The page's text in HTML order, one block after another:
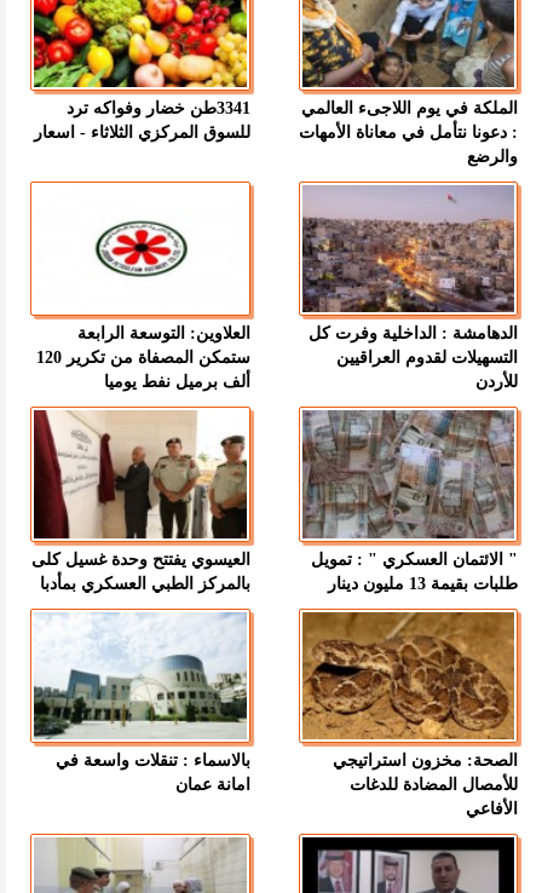
الملكة في يوم اللاجىء العالمي
: دعونا نتأمل في معاناة الأمهات
والرضع
3341طن خضار وفواكه ترد
للسوق المركزي الثلاثاء - اسعار
الدهامشة : الداخلية وفرت كل
التسهيلات لقدوم العراقيين
للأردن
العلاوين: التوسعة الرابعة
ستمكن المصفاة من تكرير 120
ألف برميل نفط يوميا
" الائتمان العسكري " : تمويل
طلبات بقيمة 13 مليون دينار
العيسوي يفتتح وحدة غسيل كلى
بالمركز الطبي العسكري بمأدبا
الصحة: مخزون استراتيجي
للأمصال المضادة للدغات
الأفاعي
بالاسماء : تنقلات واسعة في
امانة عمان